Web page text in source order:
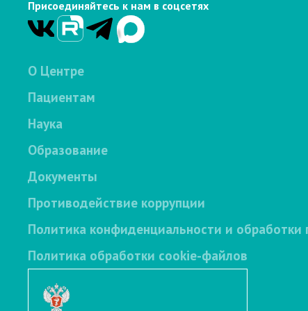
Присоединяйтесь к нам в соцсетях
О Центре
Пациентам
Наука
Образование
Документы
Противодействие коррупции
Политика конфиденциальности и
Политика обработки cookie-файлов